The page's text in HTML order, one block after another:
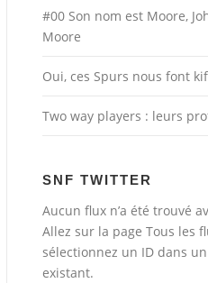
#00 Son nom est Moore,
Moore
Oui, ces Spurs nous font
Two way players : leurs
SNF TWITTER
Aucun flux n’a été trouvé
Allez sur la page Tous les
sélectionnez un ID dans
existant.